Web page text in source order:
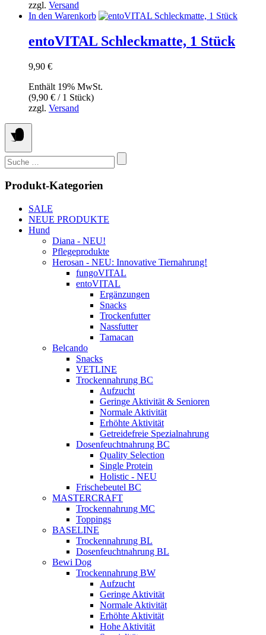
zzgl. Versand
In den Warenkorb
entoVITAL Schleckmatte, 1 Stück
9,90 €
Enthält 19% MwSt.
(9,90 € / 1 Stück)
zzgl. Versand
Suchen
nach:
Produkt-Kategorien
SALE
NEUE PRODUKTE
Hund
Diana - NEU!
Pflegeprodukte
Herosan - NEU: Innovative Tiernahrung!
fungoVITAL
entoVITAL
Ergänzungen
Snacks
Trockenfutter
Nassfutter
Tamacan
Belcando
Snacks
VETLINE
Trockennahrung BC
Aufzucht
Geringe Aktivität & Senioren
Normale Aktivität
Erhöhte Aktivität
Getreidefreie Spezialnahrung
Dosenfeuchtnahrung BC
Quality Selection
Single Protein
Holistic - NEU
Frischebeutel BC
MASTERCRAFT
Trockennahrung MC
Toppings
BASELINE
Trockennahrung BL
Dosenfeuchtnahrung BL
Bewi Dog
Trockennahrung BW
Aufzucht
Geringe Aktivität
Normale Aktivität
Erhöhte Aktivität
Hohe Aktivität